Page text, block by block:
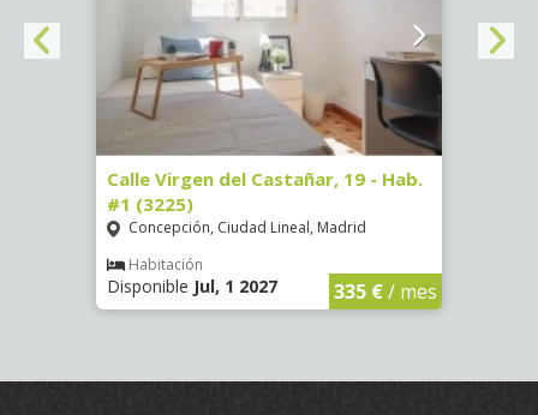
Calle Virgen del Castañar, 19 - Hab.
#1 (3225)
Concepción, Ciudad Lineal, Madrid
Habitación
Disponible Jul, 1 2027 335 €/ mes